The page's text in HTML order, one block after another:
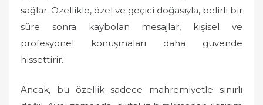
sağlar. Özellikle, özel ve geçici doğasıyla, belirli bir
süre sonra kaybolan mesajlar, kişisel ve
profesyonel konuşmaları daha güvende
hissettirir.
Ancak, bu özellik sadece mahremiyetle sınırlı